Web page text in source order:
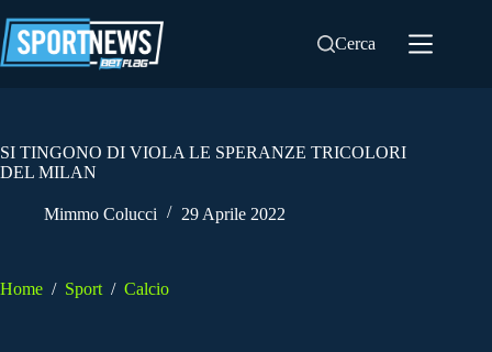
al
contenuto
Cerca
SI TINGONO DI VIOLA LE SPERANZE TRICOLORI
DEL MILAN
Mimmo Colucci 29 Aprile 2022
Home / Sport / Calcio